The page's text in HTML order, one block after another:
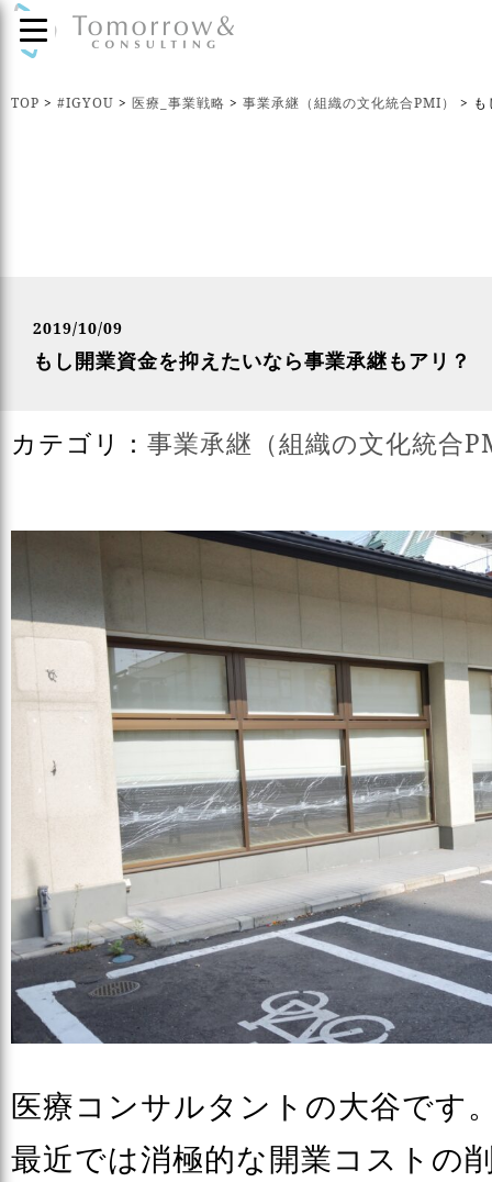
TOP > #IGYOU > 医療_事業戦略 > 事業承継（組織の文化統合PMI） >
2019/10/09
もし開業資金を抑えたいなら事業承継もアリ？
カテゴリ： 事業承継（組織の文化統合
医療コンサルタントの大谷です
最近では消極的な開業コストの